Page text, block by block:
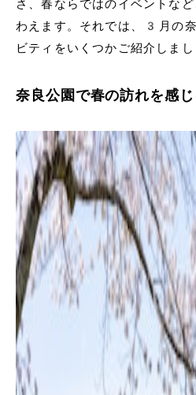
さ、春ならではのイベントな
わえます。それでは、3月の
ビティをいくつかご紹介しまし
奈良公園で春の訪れを感